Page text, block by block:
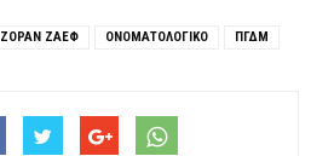
ΖΟΡΑΝ ΖΑΕΦ ΟΝΟΜΑΤΟΛΟΓΙΚΟ ΠΓΔΜ